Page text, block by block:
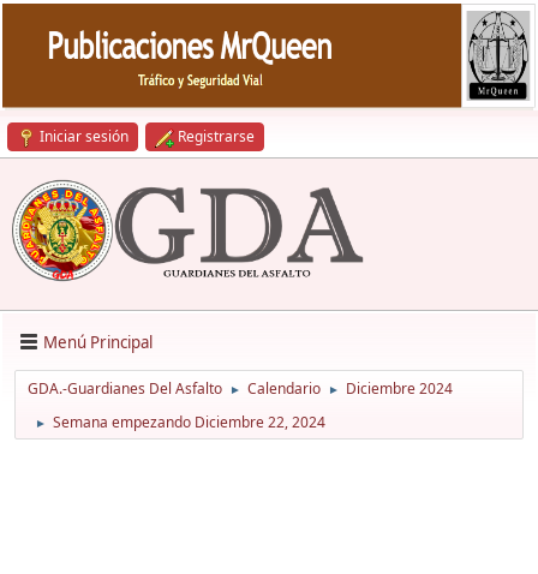
Iniciar sesión Registrarse
Menú Principal
GDA.-Guardianes Del Asfalto ► Calendario ► Diciembre 2024
► Semana empezando Diciembre 22, 2024